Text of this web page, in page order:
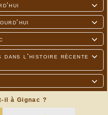




dans l'histoire récente

il à Gignac ?